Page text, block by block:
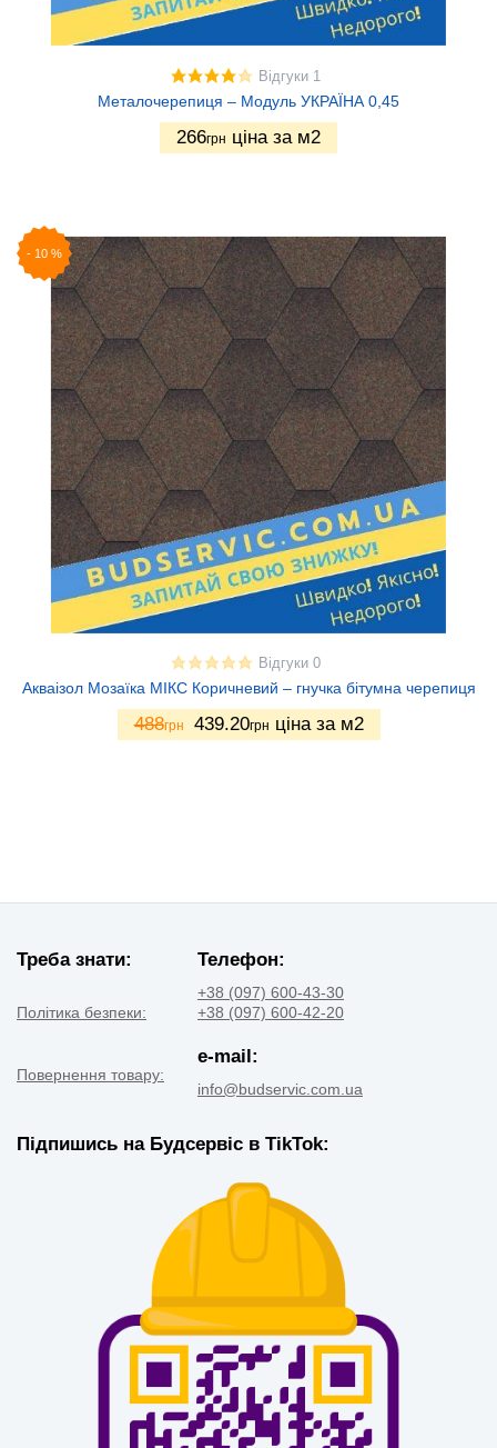
Відгуки 1
Металочерепиця – Модуль УКРАЇНА 0,45
266грн ціна за м2
- 10 %
Відгуки 0
Акваізол Мозаїка МІКС Коричневий – гнучка бітумна черепиця
488грн 439.20грн ціна за м2
Треба знати:
Політика безпеки:
Повернення товару:
Телефон:
+38 (097) 600-43-30
+38 (097) 600-42-20
e-mail:
info@budservic.com.ua
Підпишись на Будсервіс в TikTok: